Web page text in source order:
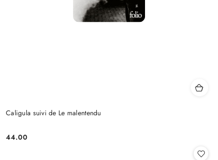
Caligula suivi de Le malentendu
Cena:
44.00